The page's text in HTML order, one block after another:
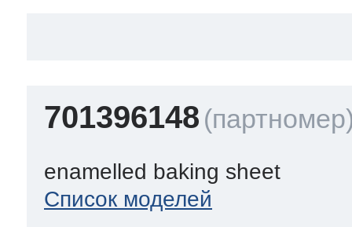
701396148
enamelled baking sheet
Список моделей